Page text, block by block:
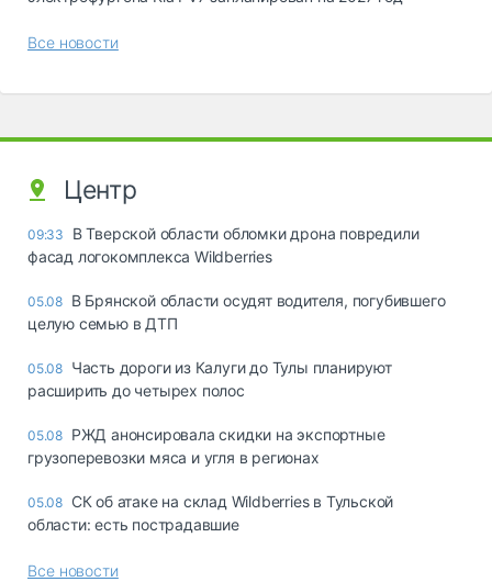
Все новости
Центр
09:33
В Тверской области обломки дрона повредили
фасад логокомплекса Wildberries
05.08 В Брянской области осудят водителя, погубившего
целую семью в ДТП
05.08 Часть дороги из Калуги до Тулы планируют
расширить до четырех полос
05.08 РЖД анонсировала скидки на экспортные
грузоперевозки мяса и угля в регионах
05.08 СК об атаке на склад Wildberries в Тульской
области: есть пострадавшие
Все новости